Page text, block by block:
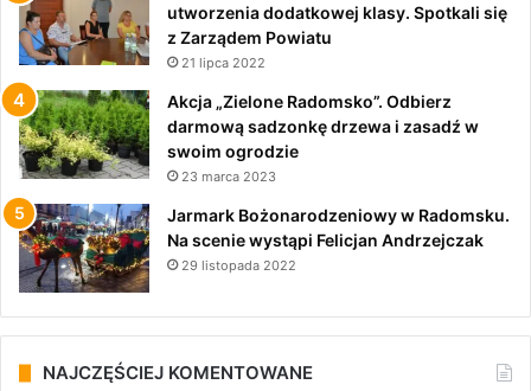
utworzenia dodatkowej klasy. Spotkali się
z Zarządem Powiatu
21 lipca 2022
Akcja „Zielone Radomsko”. Odbierz
darmową sadzonkę drzewa i zasadź w
swoim ogrodzie
23 marca 2023
Jarmark Bożonarodzeniowy w Radomsku.
Na scenie wystąpi Felicjan Andrzejczak
29 listopada 2022
NAJCZĘŚCIEJ KOMENTOWANE